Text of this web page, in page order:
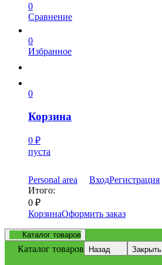
0
Сравнение
0
Избранное
0
Корзина
0 ₽
пуста
Personal area ВходРегистрация
Итого:
0 ₽
КорзинаОформить заказ
Каталог товаров
Каталог товаров Назад Закрыть